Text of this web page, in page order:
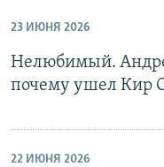
23 ИЮНЯ 2026
Нелюбимый.
почему ушел Кир
22 ИЮНЯ 2026